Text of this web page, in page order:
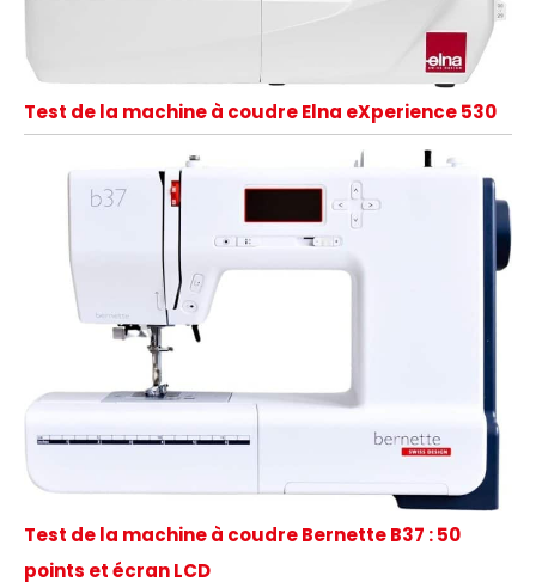
Test de la machine à coudre Elna eXperience 530
Test de la machine à coudre Bernette B37 : 50
points et écran LCD